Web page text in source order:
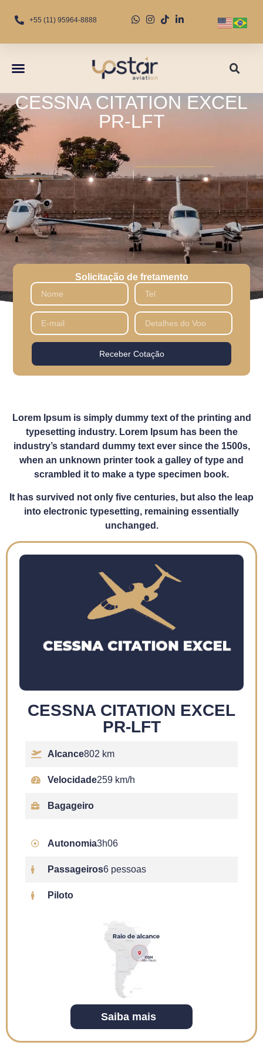
+55 (11) 95964-8888
CESSNA CITATION EXCEL
PR-LFT
Solicitação de fretamento
Receber Cotação
Lorem Ipsum is simply dummy text of the printing and
typesetting industry. Lorem Ipsum has been the
industry’s standard dummy text ever since the 1500s,
when an unknown printer took a galley of type and
scrambled it to make a type specimen book.
It has survived not only five centuries, but also the leap
into electronic typesetting, remaining essentially
unchanged.
CESSNA CITATION EXCEL
PR-LFT
Alcance802 km
Velocidade259 km/h
Bagageiro
Autonomia3h06
Passageiros6 pessoas
Piloto
Saiba mais